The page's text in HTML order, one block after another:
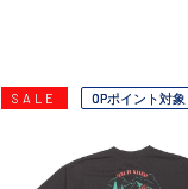
SALE OPポイント対象